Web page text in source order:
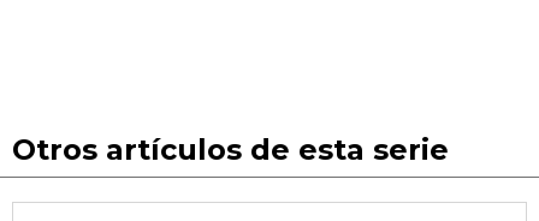
Otros artículos de esta serie